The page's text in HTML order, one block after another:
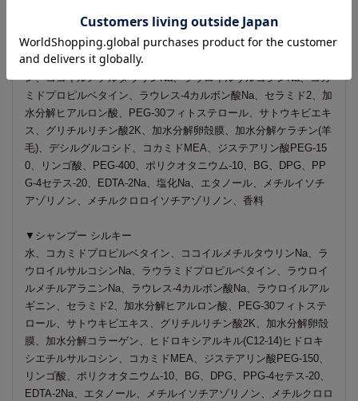
▼シャンプー スムース
水、ヒドロキシアルキル(C12-14)、ヒドロキシエチルサルコシ
ン、ココイルメチルタウリンNa、ラウロイルサルコシンNa、コカ
ミドプロピルベタイン、ラウレス-4カルボン酸Na、セラミド2、加
水分解ヒアルロン酸、PEG-30フィトステロール、サトウキビエキ
ス、グリチルリチン酸2K、加水分解卵殻膜、加水分解ケラチン(羊
毛)、デシルグルコシド、コカミドMEA、ジステアリン酸PEG-15
0、リンゴ酸、PEG-400、ポリクオタニウム-10、BG、DPG、PP
G-4セテス-20、EDTA-2Na、塩化Na、エタノール、メチルイソチ
アゾリノン、メチルクロロイソチアゾリノン、香料
▼シャンプー シルキー
水、コカミドプロピルベタイン、ココイルメチルタウリンNa、ラ
ウロイルサルコシンNa、ラウラミドプロピルベタイン、ラウロイ
ルメチルアラニンNa、ラウレス-4カルボン酸Na、ラウロイルアル
ギニン、セラミド2、加水分解ヒアルロン酸、PEG-30フィトステ
ロール、サトウキビエキス、グリチルリチン酸2K、加水分解卵殻
膜、加水分解コラーゲン、ヒドロキシアルキル(C12-14)ヒドロキ
シエチルサルコシン、コカミドMEA、ジステアリン酸PEG-150、
リンゴ酸、ポリクオタニウム-10、BG、DPG、PPG-4セテス-20、
EDTA-2Na、エタノール、メチルイソチアゾリノン、メチルクロロ